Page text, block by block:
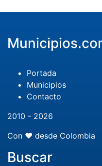
Portada
Municipios
Contacto
2010 - 2026
Con ❤️ desde Colombia
Buscar